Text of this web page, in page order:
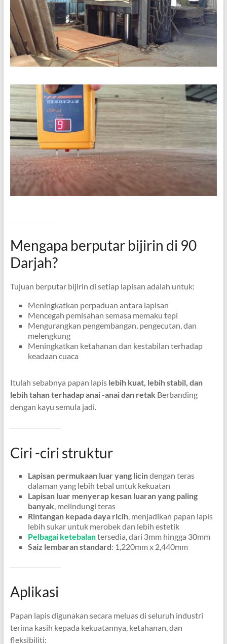
Mengapa berputar bijirin di 90
Darjah?
Tujuan berputar bijirin di setiap lapisan adalah untuk:
Meningkatkan perpaduan antara lapisan
Mencegah pemisahan semasa memaku tepi
Mengurangkan pengembangan, pengecutan, dan
melengkung
Meningkatkan ketahanan dan kestabilan terhadap
keadaan cuaca
Itulah sebabnya papan lapis lebih kuat, lebih stabil, dan
lebih tahan terhadap anai -anai dan retak Berbanding
dengan kayu semula jadi.
Ciri -ciri struktur
Lapisan permukaan luar yang licindengan teras
dalaman yang lebih tebal untuk kekuatan
Lapisan luar menyerap kesan luaran yang paling
banyak , melindungi teras
Rintangan kepada daya ricih, menjadikan papan lapis
lebih sukar untuk merobek dan lebih estetik
Pelbagai ketebalantersedia, dari 3mm hingga 30mm
Saiz lembaran standard: 1,220mm x 2,440mm
Aplikasi
Papan lapis digunakan secara meluas di seluruh industri
terima kasih kepada kekuatannya, ketahanan, dan
fleksibiliti: